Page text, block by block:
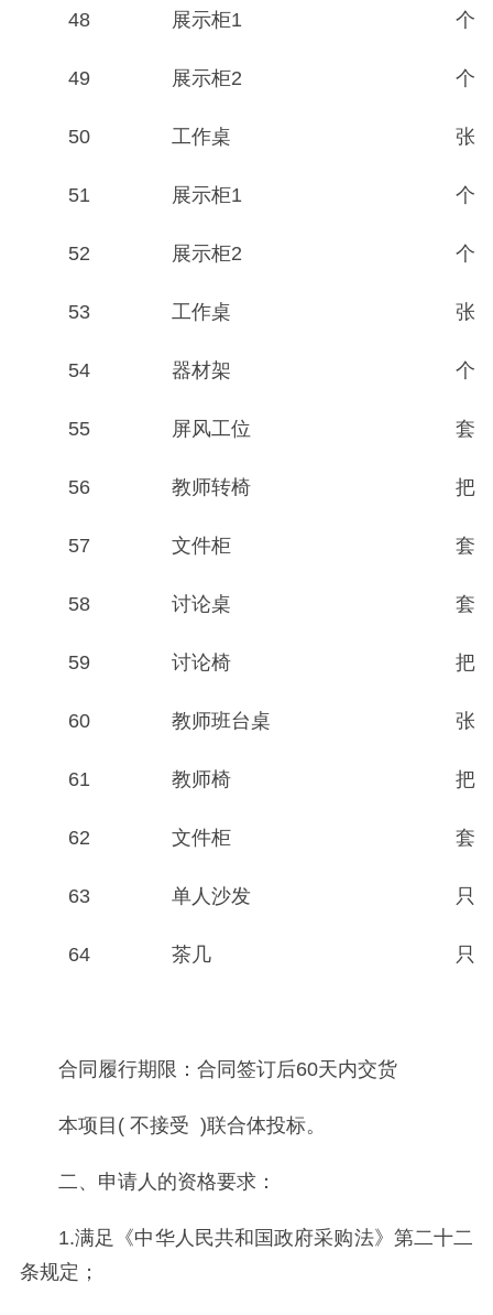
48 展示柜1 个
49 展示柜2 个
50 工作桌 张
51 展示柜1 个
52 展示柜2 个
53 工作桌 张
54 器材架 个
55 屏风工位 套
56 教师转椅 把
57 文件柜 套
58 讨论桌 套
59 讨论椅 把
60 教师班台桌 张
61 教师椅 把
62 文件柜 套
63 单人沙发 只
64 茶几 只
合同履行期限：合同签订后60天内交货
本项目( 不接受 )联合体投标。
二、申请人的资格要求：
1.满足《中华人民共和国政府采购法》第二十二
条规定；